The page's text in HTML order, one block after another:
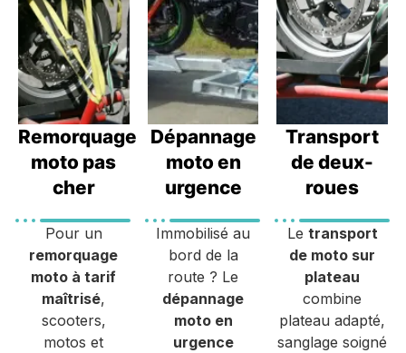
Remorquage
moto pas
cher
Pour un
remorquage
moto à tarif
maîtrisé,
scooters,
motos et
Dépannage
moto en
urgence
Immobilisé au
bord de la
route ? Le
dépannage
moto en
urgence
Transport
de deux-
roues
Le transport
de moto sur
plateau
combine
plateau adapté,
sanglage soigné